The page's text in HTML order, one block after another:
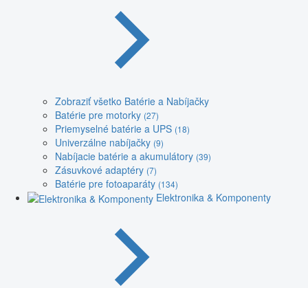
Zobraziť všetko Batérie a Nabíjačky
Batérie pre motorky (27)
Priemyselné batérie a UPS (18)
Univerzálne nabíjačky (9)
Nabíjacie batérie a akumulátory (39)
Zásuvkové adaptéry (7)
Batérie pre fotoaparáty (134)
Elektronika & Komponenty